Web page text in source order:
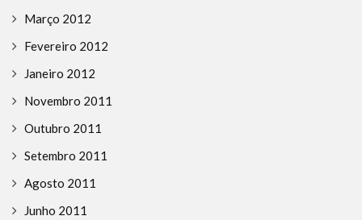
Março 2012
Fevereiro 2012
Janeiro 2012
Novembro 2011
Outubro 2011
Setembro 2011
Agosto 2011
Junho 2011